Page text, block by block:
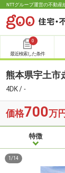
NTTグループ運営の不動産
0
最近検索した条件
熊本県宇土市
4DK / -
価格700万円
特徴
1 /14